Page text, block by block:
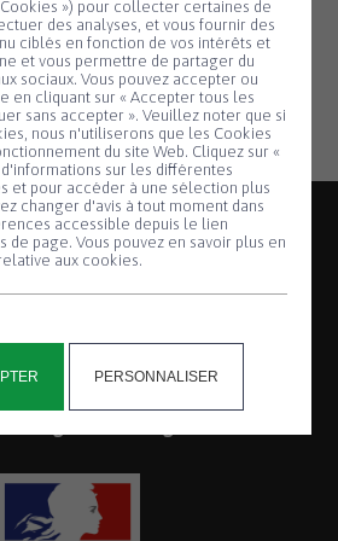
Panneau de gestion des cookies
») pour collecter certaines de
des analyses, et vous fournir des
ciblés en fonction de vos intérêts et
et vous permettre de partager du
sociaux. Vous pouvez accepter ou
en cliquant sur « Accepter tous les
sans accepter ». Veuillez noter que si
nous n'utiliserons que les Cookies
du site Web. Cliquez sur «
sur les différentes
et pour accéder à une sélection plus
changer d'avis à tout moment dans
accessible depuis le lien
de page. Vous pouvez en savoir plus en
aux cookies.
PERSONNALISER
précisions seront apportées
démarrage des travaux.
place de la Mairie
Thégonnec